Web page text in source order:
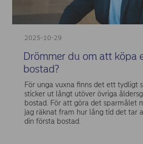
2025-10-29
Drömmer du om att köpa
bostad?
För unga vuxna finns det ett tydligt
sticker ut långt utöver övriga
bostad. För att göra det sparmålet
jag räknat fram hur lång tid det tar
din första bostad.